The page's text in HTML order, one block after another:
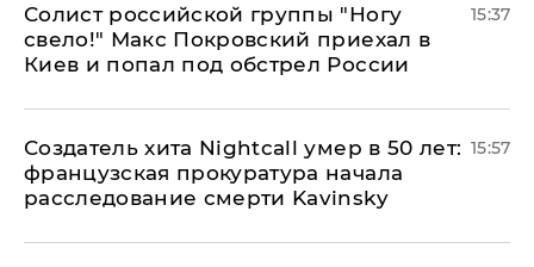
Солист российской группы "Ногу
свело!" Макс Покровский приехал в
Киев и попал под обстрел России
15:37
Создатель хита Nightcall умер в 50 лет:
французская прокуратура начала
расследование смерти Kavinsky
15:57